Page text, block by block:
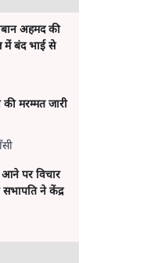
अहमद की
में बंद भाई से
की मरम्मत जारी
पर विचार
ने केंद्र